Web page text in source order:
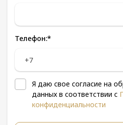
Телефон:*
Я даю свое согласие на
данных в соответствии с
конфиденциальности